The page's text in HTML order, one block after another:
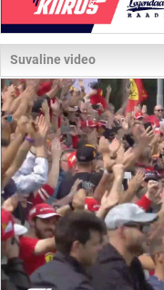
Suvaline video